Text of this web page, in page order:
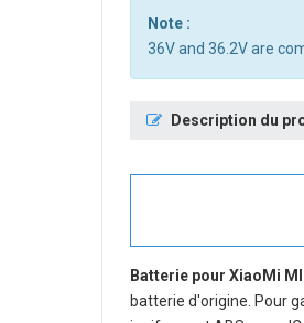
Note :
36V and 36.2V are
Description du
Batterie pour XiaoMi MI
batterie d'origine. Pour